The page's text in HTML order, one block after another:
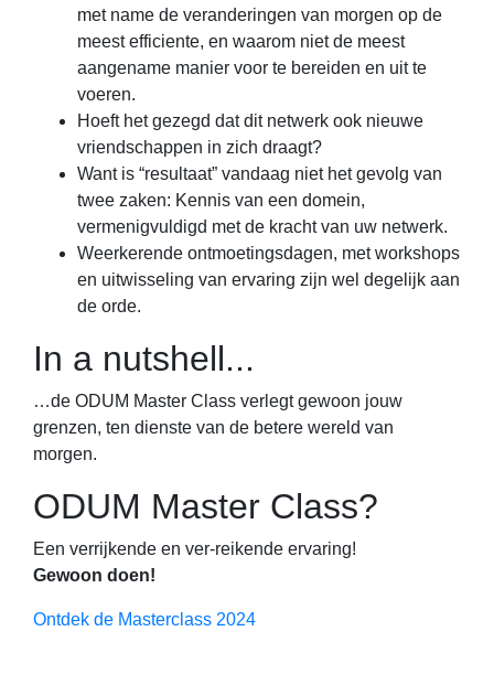
met name de veranderingen van morgen op de
meest efficiente, en waarom niet de meest
aangename manier voor te bereiden en uit te
voeren.
Hoeft het gezegd dat dit netwerk ook nieuwe
vriendschappen in zich draagt?
Want is “resultaat” vandaag niet het gevolg van
twee zaken: Kennis van een domein,
vermenigvuldigd met de kracht van uw netwerk.
Weerkerende ontmoetingsdagen, met workshops
en uitwisseling van ervaring zijn wel degelijk aan
de orde.
In a nutshell...
…de ODUM Master Class verlegt gewoon jouw
grenzen, ten dienste van de betere wereld van
morgen.
ODUM Master Class?
Een verrijkende en ver-reikende ervaring!
Gewoon doen!
Ontdek de Masterclass 2024